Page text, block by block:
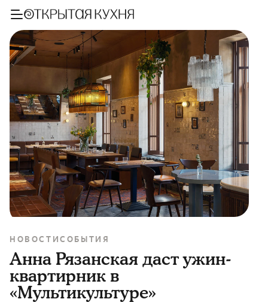
НОВОСТИСОБЫТИЯ
Анна Рязанская даст ужин-
квартирник в
«Мультикультуре»